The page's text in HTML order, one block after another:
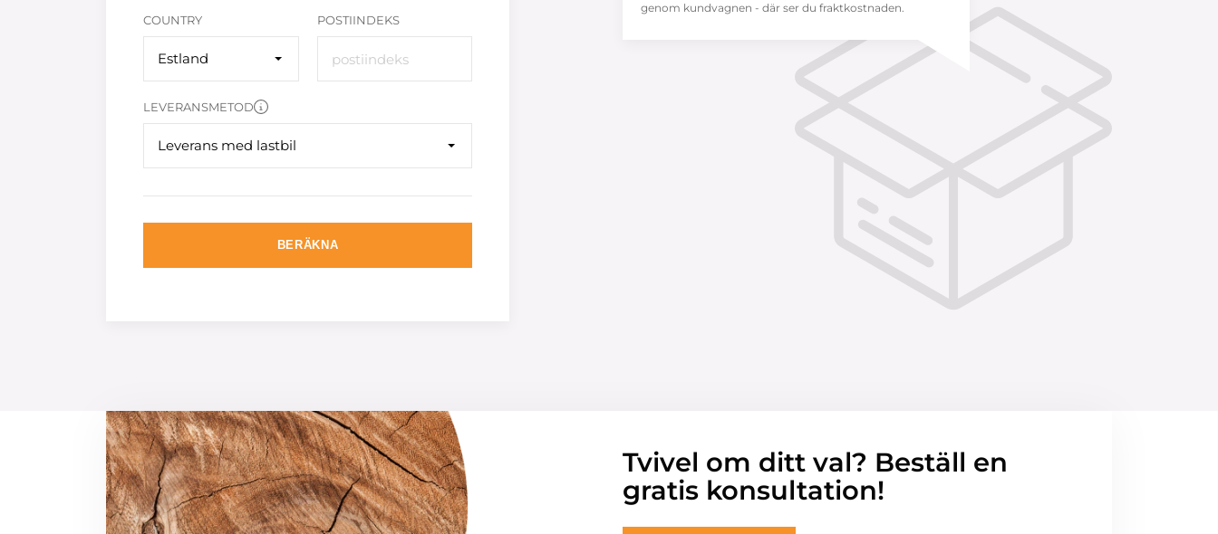
COUNTRY
Estland
POSTIINDEKS
LEVERANSMETOD
Leverans med lastbil
BERÄKNA
genom kundvagnen - där ser du fraktkostnaden.
Tvivel om ditt val? Beställ en
gratis konsultation!